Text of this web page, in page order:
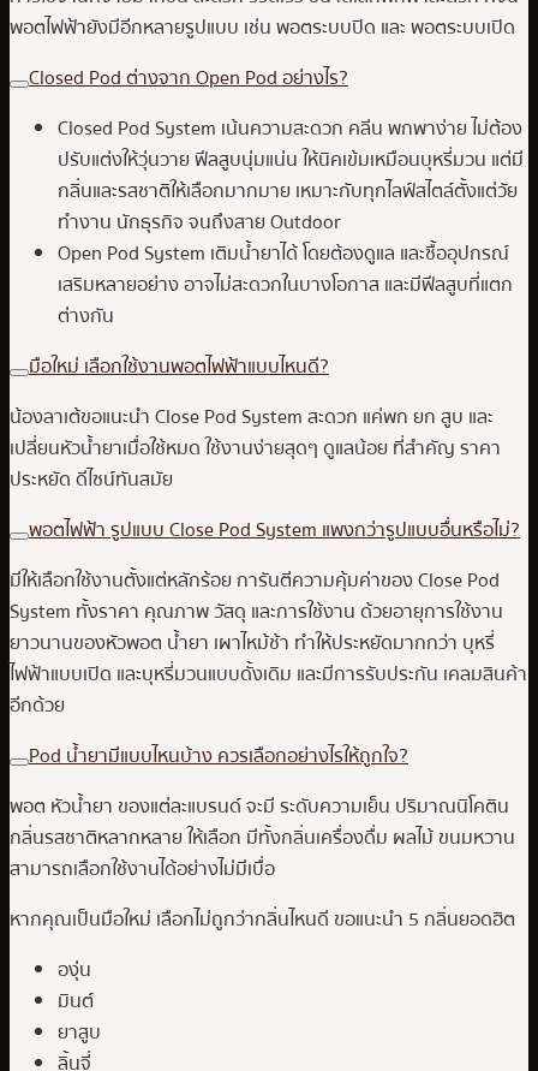
พอตไฟฟ้ายังมีอีกหลายรูปแบบ เช่น พอตระบบปิด และ พอตระบบเปิด
Closed Pod ต่างจาก Open Pod อย่างไร?
Closed Pod System เน้นความสะดวก คลีน พกพาง่าย ไม่ต้อง
ปรับแต่งให้วุ่นวาย ฟีลสูบนุ่มแน่น ให้นิคเข้มเหมือนบุหรี่มวน แต่มี
กลิ่นและรสชาติให้เลือกมากมาย เหมาะกับทุกไลฟ์สไตล์ตั้งแต่วัย
ทำงาน นักธุรกิจ จนถึงสาย Outdoor
Open Pod System เติมน้ำยาได้ โดยต้องดูแล และซื้ออุปกรณ์
เสริมหลายอย่าง อาจไม่สะดวกในบางโอกาส และมีฟีลสูบที่แตก
ต่างกัน
มือใหม่ เลือกใช้งานพอตไฟฟ้าแบบไหนดี?
น้องลาเต้ขอแนะนำ Close Pod System สะดวก แค่พก ยก สูบ และ
เปลี่ยนหัวน้ำยาเมื่อใช้หมด ใช้งานง่ายสุดๆ ดูแลน้อย ที่สำคัญ ราคา
ประหยัด ดีไซน์ทันสมัย
พอตไฟฟ้า รูปแบบ Close Pod System แพงกว่ารูปแบบอื่นหรือไม่?
มีให้เลือกใช้งานตั้งแต่หลักร้อย การันตีความคุ้มค่าของ Close Pod
System ทั้งราคา คุณภาพ วัสดุ และการใช้งาน ด้วยอายุการใช้งาน
ยาวนานของหัวพอต น้ำยา เผาไหม้ช้า ทำให้ประหยัดมากกว่า บุหรี่
ไฟฟ้าแบบเปิด และบุหรี่มวนแบบดั้งเดิม และมีการรับประกัน เคลมสินค้า
อีกด้วย
Pod น้ำยามีแบบไหนบ้าง ควรเลือกอย่างไรให้ถูกใจ?
พอต หัวน้ำยา ของแต่ละแบรนด์ จะมี ระดับความเย็น ปริมาณนิโคติน
กลิ่นรสชาติหลากหลาย ให้เลือก มีทั้งกลิ่นเครื่องดื่ม ผลไม้ ขนมหวาน
สามารถเลือกใช้งานได้อย่างไม่มีเบื่อ
หากคุณเป็นมือใหม่ เลือกไม่ถูกว่ากลิ่นไหนดี ขอแนะนำ 5 กลิ่นยอดฮิต
องุ่น
มินต์
ยาสูบ
ลิ้นจี่